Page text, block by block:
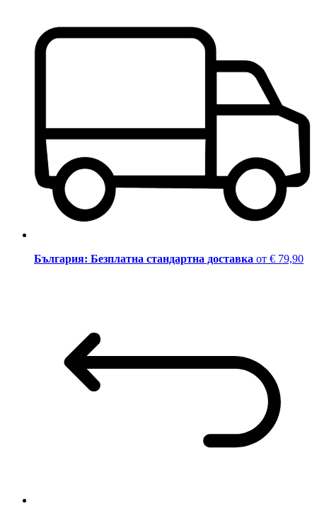
България: Безплатна стандартна доставка от € 79,90